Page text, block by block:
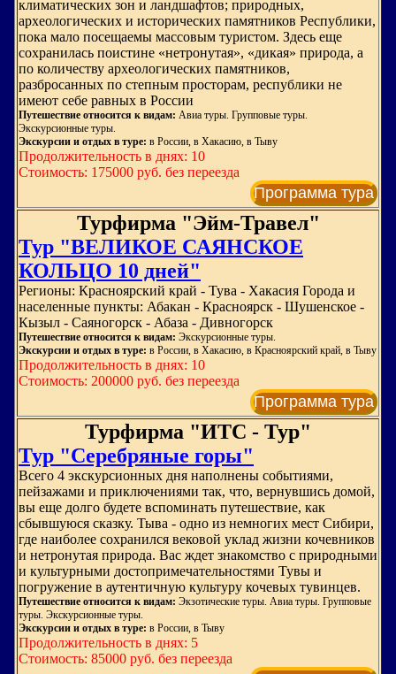
климатических зон и ландшафтов; природных,
археологических и исторических памятников Республики,
пока мало посещаемы массовым туристом. Здесь еще
сохранилась поистине «нетронутая», «дикая» природа, а
по количеству археологических памятников,
разбросанных по степным просторам, республики не
имеют себе равных в России
Путешествие относится к видам: Авиа туры. Групповые туры.
Экскурсионные туры.
Экскурсии и отдых в туре: в России, в Хакасию, в Тыву
Продолжительность в днях: 10
Стоимость: 175000 руб. без переезда
Программа тура
Турфирма "Эйм-Травел"
Тур "ВЕЛИКОЕ САЯНСКОЕ
КОЛЬЦО 10 дней"
Регионы: Красноярский край - Тува - Хакасия Города и
населенные пункты: Абакан - Красноярск - Шушенское -
Кызыл - Саяногорск - Абаза - Дивногорск
Путешествие относится к видам: Экскурсионные туры.
Экскурсии и отдых в туре: в России, в Хакасию, в Красноярский край, в Тыву
Продолжительность в днях: 10
Стоимость: 200000 руб. без переезда
Программа тура
Турфирма "ИТС - Тур"
Тур "Серебряные горы"
Всего 4 экскурсионных дня наполнены событиями,
пейзажами и приключениями так, что, вернувшись домой,
вы еще долго будете вспоминать путешествие, как
сбывшуюся сказку. Тыва - одно из немногих мест Сибири,
где наиболее сохранился вековой уклад жизни кочевников
и нетронутая природа. Вас ждет знакомство с природными
и культурными достопримечательностями Тувы и
погружение в аутентичную культуру кочевых тувинцев.
Путешествие относится к видам: Экзотические туры. Авиа туры. Групповые
туры. Экскурсионные туры.
Экскурсии и отдых в туре: в России, в Тыву
Продолжительность в днях: 5
Стоимость: 85000 руб. без переезда